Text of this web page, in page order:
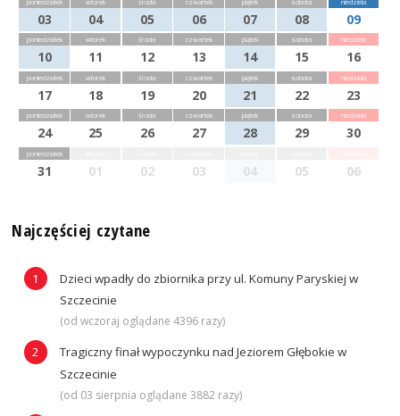
poniedziałek
03
wtorek
04
środa
05
czwartek
06
piątek
07
sobota
08
niedziela
09
poniedziałek
10
wtorek
11
środa
12
czwartek
13
piątek
14
sobota
15
niedziela
16
poniedziałek
17
wtorek
18
środa
19
czwartek
20
piątek
21
sobota
22
niedziela
23
poniedziałek
24
wtorek
25
środa
26
czwartek
27
piątek
28
sobota
29
niedziela
30
poniedziałek
31 01 02 03 04 05 06
Najczęściej czytane
Dzieci wpadły do zbiornika przy ul. Komuny Paryskiej w
Szczecinie
(od wczoraj oglądane 4396 razy)
Tragiczny finał wypoczynku nad Jeziorem Głębokie w
Szczecinie
(od 03 sierpnia oglądane 3882 razy)